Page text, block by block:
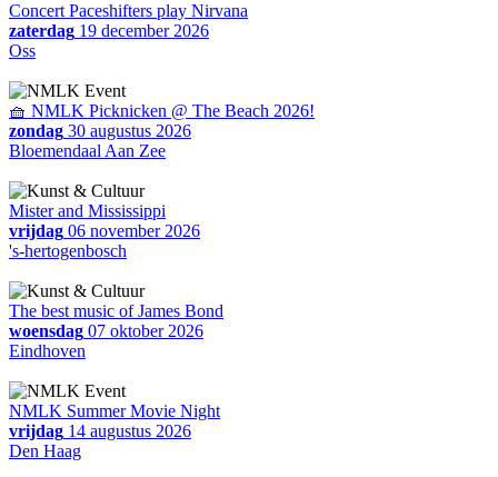
Concert Paceshifters play Nirvana
zaterdag 19 december 2026
Oss
🧺 NMLK Picknicken @ The Beach 2026!
zondag 30 augustus 2026
Bloemendaal Aan Zee
Mister and Mississippi
vrijdag 06 november 2026
's-hertogenbosch
The best music of James Bond
woensdag 07 oktober 2026
Eindhoven
NMLK Summer Movie Night
vrijdag 14 augustus 2026
Den Haag